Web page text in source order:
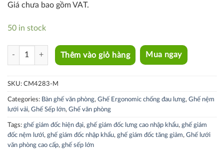
Giá chưa bao gồm VAT.
50 in stock
CM4283-M quantity
Thêm vào giỏ hàng Mua ngay
SKU: CM4283-M
Categories: Bàn ghế văn phòng, Ghế Ergonomic chống đau lưng, Ghế nệm
lưới vải, Ghế Sếp lớn, Ghế văn phòng
Tags: ghế giám đốc hiện đại, ghế giám đốc lưng cao nhập khẩu, ghế giám
đốc nệm lưới, ghế giám đốc nhập khẩu, ghế giám đốc tăng giảm, Ghế lưới
văn phòng cao cấp, ghế sếp lớn